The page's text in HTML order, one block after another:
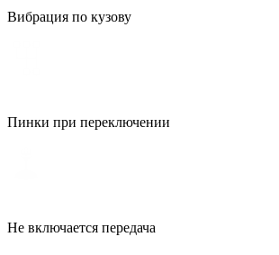
Вибрация по кузову
Пинки при переключении
Не включается передача